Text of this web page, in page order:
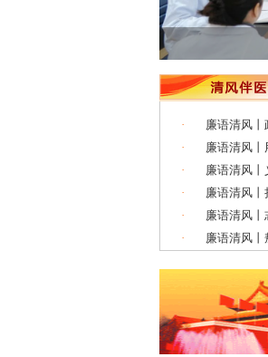
· 廉语清风丨
·
廉语清风丨
·
廉语清风丨
·
廉语清风丨
·
廉语清风丨
·
廉语清风丨